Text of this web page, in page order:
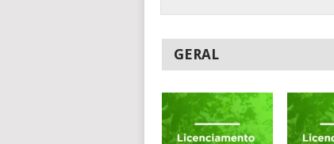
GERAL